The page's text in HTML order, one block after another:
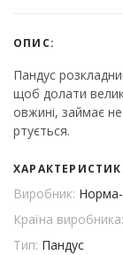
ОПИС:
Пандус
щоб долати
овжині, займає
ртується.
Виробник:
Країна виробника:
Тип: Пандус